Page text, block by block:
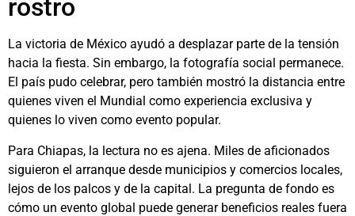
rostro
La victoria de México ayudó a desplazar parte de la tensión
hacia la fiesta. Sin embargo, la fotografía social permanece.
El país pudo celebrar, pero también mostró la distancia entre
quienes viven el Mundial como experiencia exclusiva y
quienes lo viven como evento popular.
Para Chiapas, la lectura no es ajena. Miles de aficionados
siguieron el arranque desde municipios y comercios locales,
lejos de los palcos y de la capital. La pregunta de fondo es
cómo un evento global puede generar beneficios reales fuera